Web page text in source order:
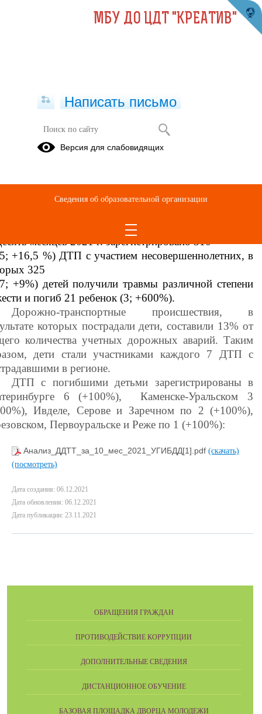
Анализ состояния детского дорожно-
транспортного травматизма на
за десять месяцев 2021 года
На территории Свердловской области
месяцев 2021 г. зарегистрировано 310
+16,5 %) ДТП с участием несовершеннолетних, в
325
+9%) детей получили травмы различной степени
и погиб 21 ребенок (3; +600%).
Дорожно-транспортные происшествия, в
которых пострадали дети, составили 13% от
количества учетных дорожных аварий. Таким
дети стали участниками каждого 7 ДТП с
в регионе.
ДТП с погибшими детьми зарегистрированы в
6 (+100%),
Каменске-Уральском 3
Ивделе, Серове и Заречном по 2 (+100%),
Первоуральске и Реже по 1 (+100%):
Анализ_ДДТТ_за_10_мес_2021_УГИБДД[1].pdf (скачать)
(посмотреть)
Дата создания: 06.12.2021
Дата обновления: 06.12.2021
Дата публикации: 23.11.2021
ОБРАЩЕНИЯ ГРАЖДАН
ПРОТИВОДЕЙСТВИЕ КОРРУПЦИИ
ДОПОЛНИТЕЛЬНЫЕ СВЕДЕНИЯ
ДИСТАНЦИОННОЕ ОБУЧЕНИЕ
БАЗОВАЯ ПЛОЩАДКА ДВОРЦА МОЛОДЕЖИ
МБУ ДО ЦДТ "КРЕАТИВ"
Написать письмо
Версия для слабовидящих
Сведения об образовательной организации